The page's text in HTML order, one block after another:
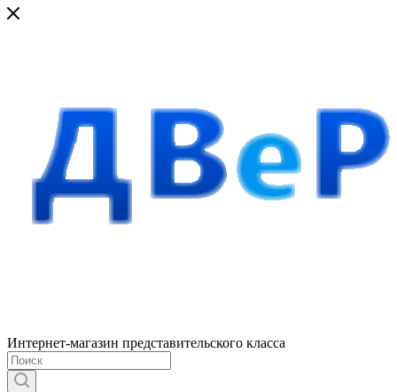
Интернет-магазин представительского класса